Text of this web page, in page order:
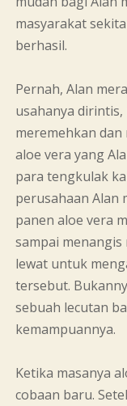
masyarakat
berhasil.
Pernah, Alan
usahanya
meremehkan
aloe vera yang
para tengkulak
perusahaan Alan
panen aloe vera
sampai
lewat untuk
tersebut.
sebuah lecutan
kemampuannya.
Ketika masanya
cobaan baru.